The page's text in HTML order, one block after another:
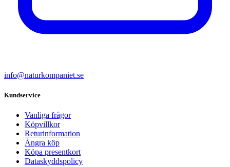
info@naturkompaniet.se
Kundservice
Vanliga frågor
Köpvillkor
Returinformation
Ångra köp
Köpa presentkort
Dataskyddspolicy